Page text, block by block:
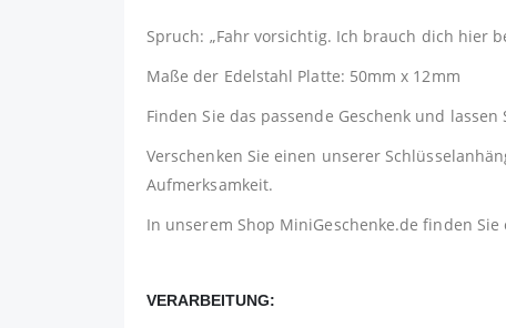
Spruch: „Fahr vorsichtig. Ich brauch dich hier
Maße der Edelstahl Platte: 50mm x 12mm
Finden Sie das passende Geschenk und
Verschenken Sie einen unserer
Aufmerksamkeit.
In unserem Shop MiniGeschenke.de finden Sie
VERARBEITUNG: